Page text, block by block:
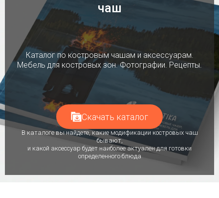
чаш
Каталог по костровым чашам и аксессуарам.
Мебель для костровых зон. Фотографии. Рецепты.
Скачать каталог
В каталоге вы найдете, какие модификации костровых чаш
бывают,
и какой аксессуар будет наиболее актуален для готовки
определенного блюда